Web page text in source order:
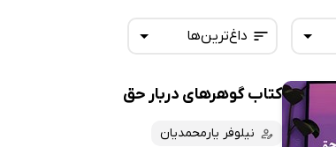
داغ‌ترین‌ها
تازه‌ها
داغ‌ترین‌ها
کتاب گوهرهای دربار حق
نیلوفر یارمحمدیان